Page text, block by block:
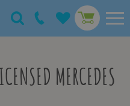
MERCEDES